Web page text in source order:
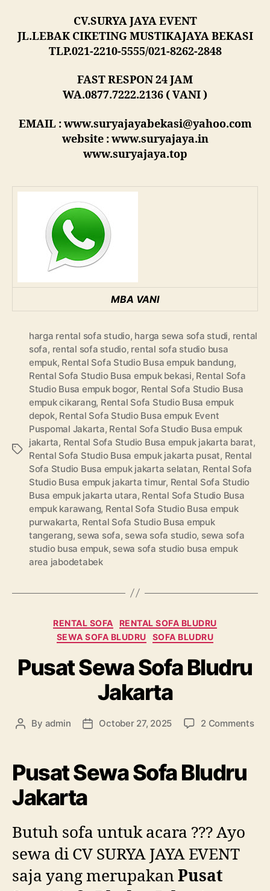
CV.SURYA JAYA EVENT
JL.LEBAK CIKETING MUSTIKAJAYA BEKASI
TLP.021-2210-5555/021-8262-2848
FAST RESPON 24 JAM
WA.0877.7222.2136 ( VANI )
EMAIL : www.suryajayabekasi@yahoo.com
website : www.suryajaya.in
www.suryajaya.top
MBA VANI
Tags
harga rental sofa studio, harga sewa sofa studi, rental
sofa, rental sofa studio, rental sofa studio busa
empuk, Rental Sofa Studio Busa empuk bandung,
Rental Sofa Studio Busa empuk bekasi, Rental Sofa
Studio Busa empuk bogor, Rental Sofa Studio Busa
empuk cikarang, Rental Sofa Studio Busa empuk
depok, Rental Sofa Studio Busa empuk Event
Puspomal Jakarta, Rental Sofa Studio Busa empuk
jakarta, Rental Sofa Studio Busa empuk jakarta barat,
Rental Sofa Studio Busa empuk jakarta pusat, Rental
Sofa Studio Busa empuk jakarta selatan, Rental Sofa
Studio Busa empuk jakarta timur, Rental Sofa Studio
Busa empuk jakarta utara, Rental Sofa Studio Busa
empuk karawang, Rental Sofa Studio Busa empuk
purwakarta, Rental Sofa Studio Busa empuk
tangerang, sewa sofa, sewa sofa studio, sewa sofa
studio busa empuk, sewa sofa studio busa empuk
area jabodetabek
Categories
RENTAL SOFA
RENTAL SOFA BLUDRU
SEWA SOFA BLUDRU
SOFA BLUDRU
Pusat Sewa Sofa Bludru
Jakarta
Post
By admin
PostOctober 27, 2025 2 Commentson
Pusat Sewa Sofa Bludru
Jakarta
Butuh sofa untuk acara ??? Ayo
sewa di CV SURYA JAYA EVENT
saja yang merupakanPusat